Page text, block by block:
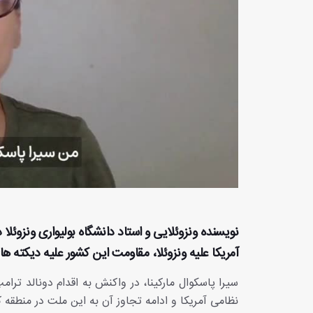
نویسنده ونزوئلایی و استاد دانشگاه بولیواری
آمریکا علیه ونزوئلا، مقاومت این کشور علیه
سیرا پاسکوال مارکینا، در واکنش به اقدام دونالد
نظامی آمریکا و ادامه تجاوز آن به این ملت در